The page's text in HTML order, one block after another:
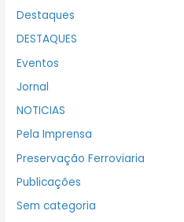
Destaques
DESTAQUES
Eventos
Jornal
NOTICIAS
Pela Imprensa
Preservação Ferroviaria
Publicações
Sem categoria